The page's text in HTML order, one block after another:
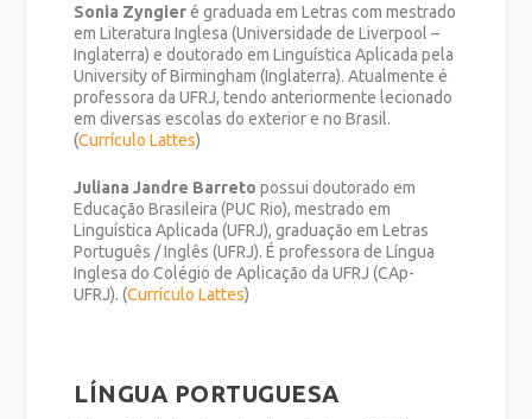
Sonia Zyngieré graduada em Letras com mestrado
em Literatura Inglesa (Universidade de Liverpool –
Inglaterra) e doutorado em Linguística Aplicada pela
University of Birmingham (Inglaterra). Atualmente é
professora da UFRJ, tendo anteriormente lecionado
em diversas escolas do exterior e no Brasil.
(Currículo Lattes)
Juliana Jandre Barreto possui doutorado em
Educação Brasileira (PUC Rio), mestrado em
Linguística Aplicada (UFRJ), graduação em Letras
Português / Inglês (UFRJ). É professora de Língua
Inglesa do Colégio de Aplicação da UFRJ (CAp-
UFRJ). (Currículo Lattes)
LÍNGUA PORTUGUESA